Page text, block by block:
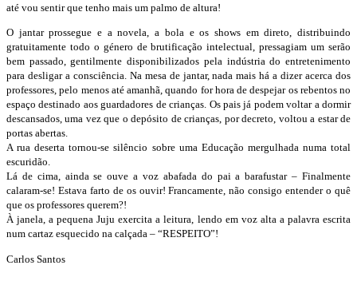
até vou sentir que tenho mais um palmo de altura!
O jantar prossegue e a novela, a bola e os shows em direto, distribuindo
gratuitamente todo o género de brutificação intelectual, pressagiam um serão
bem passado, gentilmente disponibilizados pela indústria do entretenimento
para desligar a consciência. Na mesa de jantar, nada mais há a dizer acerca dos
professores, pelo menos até amanhã, quando for hora de despejar os rebentos no
espaço destinado aos guardadores de crianças. Os pais já podem voltar a dormir
descansados, uma vez que o depósito de crianças, por decreto, voltou a estar de
portas abertas.
A rua deserta tornou-se silêncio sobre uma Educação mergulhada numa total
escuridão.
Lá de cima, ainda se ouve a voz abafada do pai a barafustar – Finalmente
calaram-se! Estava farto de os ouvir! Francamente, não consigo entender o quê
que os professores querem?!
À janela, a pequena Juju exercita a leitura, lendo em voz alta a palavra escrita
num cartaz esquecido na calçada – “RESPEITO”!
Carlos Santos